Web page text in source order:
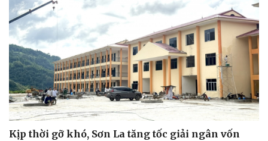
Phòng mạch online
Ăn sạch sống khỏe
Kịp thời gỡ khó, Sơn La tăng tốc giải ngân vốn